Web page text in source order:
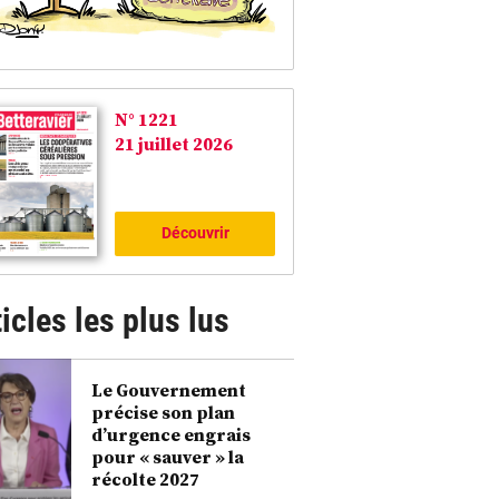
N° 1221
21 juillet 2026
Découvrir
les plus lus
Le Gouvernement
précise son plan
d’urgence engrais
pour « sauver » la
récolte 2027